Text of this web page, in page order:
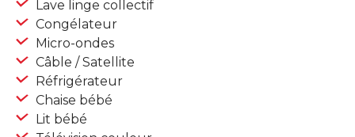
Lave linge collectif
Congélateur
Micro-ondes
Câble / Satellite
Réfrigérateur
Chaise bébé
Lit bébé